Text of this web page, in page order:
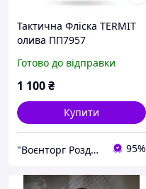
Тактична Фліска TERMIT
олива ПП7957
Готово до відправки
1 100₴
Купити
"Воєнторг Роздріб/Опт": На варті вашої безпеки! 95%